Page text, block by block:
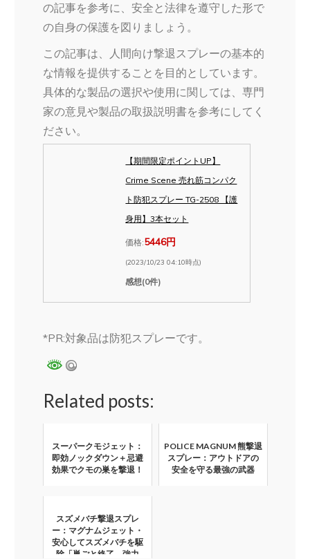
の記事を参考に、安全と法律を遵守した形で
の自身の保護を図りましょう。
この記事は、人間向け撃退スプレーの基本的
な情報を提供することを目的としています。
具体的な製品の選択や使用に関しては、専門
家の意見や製品の取扱説明書を参考にしてく
ださい。
【期間限定ポイントUP】
Crime Scene 売れ筋コンパク
ト防犯スプレー TG-2508 【護
身用】3本セット
価格:5446円
(2023/10/23 04:10時点)
感想(0件)
*PR:対象品は防犯スプレーです。
Related posts:
スーパークモジェット：
即効ノックダウン＋忌避
効果でクモの巣を撃退！
POLICE MAGNUM 熊撃退
スプレー：アウトドアの
安全を守る最強の武器
スズメバチ撃退スプレ
ー：マグナムジェット・
安心してスズメバチを駆
除「巣ごと終了、強力